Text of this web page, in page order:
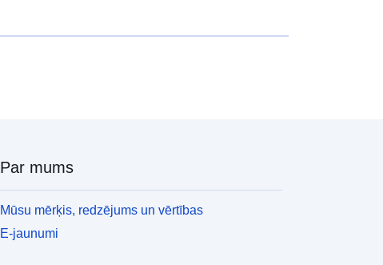
Par mums
Mūsu mērķis, redzējums un vērtības
E-jaunumi